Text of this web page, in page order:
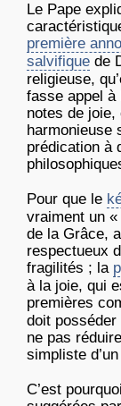
Le Pape
première
salvifique de
religieuse,
fasse appel à
notes de joie,
harmonieuse
prédication à
Pour que le
vraiment un
de la Grâce,
respectueux
fragilités ; la
à la joie, qui
premières
doit
ne pas
simpliste
C’est